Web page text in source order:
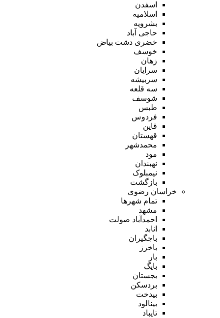
اسفدن
اسلامیه
بشرویه
حاجی آباد
خضری دشت بیاض
خوسف
زهان
سرایان
سربیشه
سه قلعه
شوسف
طبس
فردوس
قاین
قهستان
محمدشهر
مود
نهبندان
نیمبلوک
بازگشت
خراسان رضوی
تمام شهر‌ها
مشهد
احمدآباد صولت
انابد
باجگیران
باخرز
بار
بایگ
بجستان
بردسکن
بیدخت
بینالود
تایباد